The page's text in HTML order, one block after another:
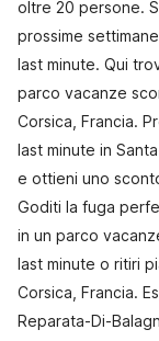
oltre 20 persone.
prossime
last minute. Qui
parco vacanze
Corsica, Francia.
last minute in
e ottieni uno
Goditi la fuga
in un parco
last minute o ritiri
Corsica, Francia.
Reparata-Di-